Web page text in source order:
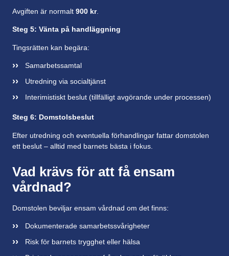
Avgiften är normalt 900 kr.
Steg 5: Vänta på handläggning
Tingsrätten kan begära:
Samarbetssamtal
Utredning via socialtjänst
Interimistiskt beslut (tillfälligt avgörande under processen)
Steg 6: Domstolsbeslut
Efter utredning och eventuella förhandlingar fattar domstolen
ett beslut – alltid med barnets bästa i fokus.
Vad krävs för att få ensam
vårdnad?
Domstolen beviljar ensam vårdnad om det finns:
Dokumenterade samarbetssvårigheter
Risk för barnets trygghet eller hälsa